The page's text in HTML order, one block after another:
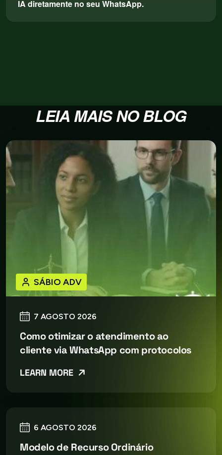
IA diretamente no seu WhatsApp.
LEIA MAIS NO BLOG
7 AGOSTO 2026
SÁBIO ADV
Como otimizar o atendimento ao
cliente via WhatsApp com protocolos
LEARN MORE
6 AGOSTO 2026
Modelo de Recurso Ordinário